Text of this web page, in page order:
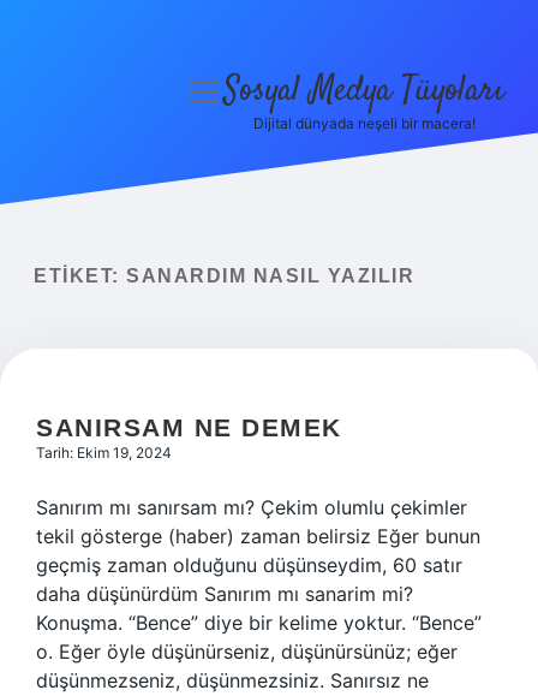
Yasal Uyarı
menüyüSosyal Medya Tüyoları
Dijital dünyada neşeli bir macera!
ETIKET: SANARDIM NASIL YAZILIR
SANIRSAM NE DEMEK
Tarih: Ekim 19, 2024
Sanırım mı sanırsam mı? Çekim olumlu çekimler
tekil gösterge (haber) zaman belirsiz Eğer bunun
geçmiş zaman olduğunu düşünseydim, 60 satır
daha düşünürdüm Sanırım mı sanarim mi?
Konuşma. “Bence” diye bir kelime yoktur. “Bence”
o. Eğer öyle düşünürseniz, düşünürsünüz; eğer
düşünmezseniz, düşünmezsiniz. Sanırsız ne